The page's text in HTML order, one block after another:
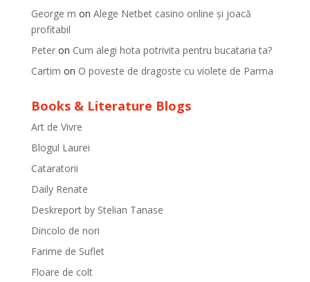
George m on Alege Netbet casino online și joacă
profitabil
Peteron Cum alegi hota potrivita pentru bucataria ta?
Cartim on O poveste de dragoste cu violete de Parma
Books & Literature Blogs
Art de Vivre
Blogul Laurei
Cataratorii
Daily Renate
Deskreport by Stelian Tanase
Dincolo de nori
Farime de Suflet
Floare de colt